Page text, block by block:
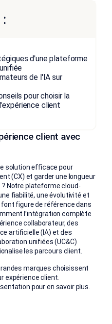
client avec
solution efficace pour
(CX) et garder une longueur
Notre plateforme cloud-
fiabilité, une évolutivité et
figure de référence dans
l’intégration complète
collaborateur, des
artificielle (IA) et des
unifiées (UC&C)
les parcours client.
marques choisissent
expérience client.
pour en savoir plus.
d'une plateforme
de l'IA sur
pour choisir la
client